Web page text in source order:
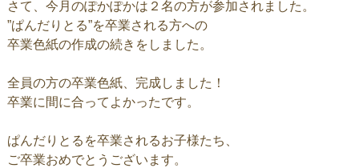
さて、今月のぽかぽかは２名の方が参加されました。
”ぱんだりとる”を卒業される方への
卒業色紙の作成の続きをしました。
全員の方の卒業色紙、完成しました！
卒業に間に合ってよかったです。
ぱんだりとるを卒業されるお子様たち、
ご卒業おめでとうございます。